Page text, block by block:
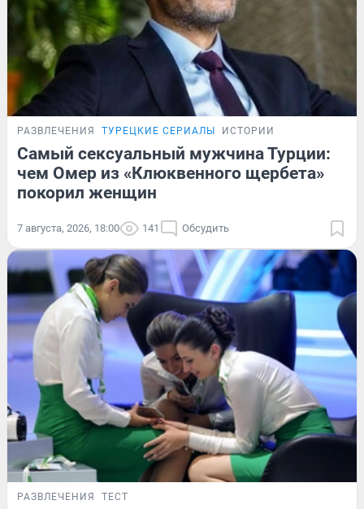
РАЗВЛЕЧЕНИЯ ТУРЕЦКИЕ СЕРИАЛЫ ИСТОРИИ
Самый сексуальный мужчина Турции:
чем Омер из «Клюквенного щербета»
покорил женщин
7 августа, 2026, 18:00 141 Обсудить
РАЗВЛЕЧЕНИЯ ТЕСТ